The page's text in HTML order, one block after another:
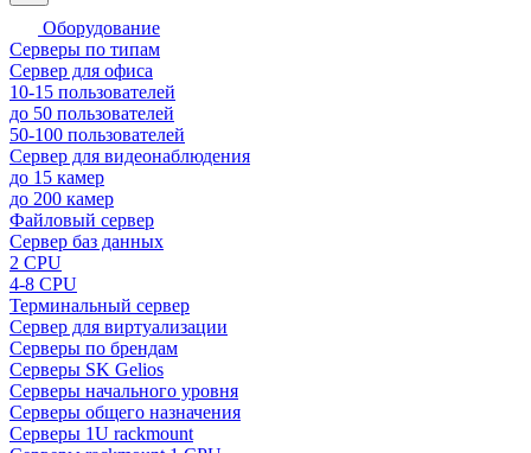
Оборудование
Серверы по типам
Сервер для офиса
10-15 пользователей
до 50 пользователей
50-100 пользователей
Сервер для видеонаблюдения
до 15 камер
до 200 камер
Файловый сервер
Сервер баз данных
2 CPU
4-8 CPU
Терминальный сервер
Сервер для виртуализации
Серверы по брендам
Серверы SK Gelios
Серверы начального уровня
Серверы общего назначения
Серверы 1U rackmount